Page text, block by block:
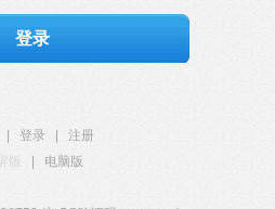
登录
登录
注册
版
电脑版